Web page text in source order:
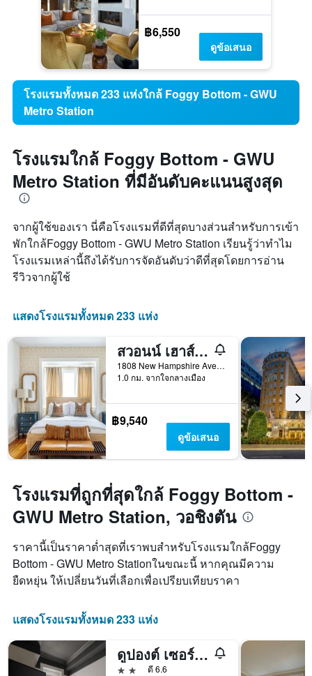
฿6,550
ดูข้อเสนอ
โรงแรมทั้งหมด 233 แห่งใกล้ Foggy Bottom - GWU
Metro Station
โรงแรมใกล้ Foggy Bottom - GWU
Metro Station ที่มีอันดับคะแนนสูงสุด
จากผู้ใช้ของเรา นี่คือโรงแรมที่ดีที่สุดบางส่วนสำหรับการเข้า
พักใกล้Foggy Bottom - GWU Metro Station เรียนรู้ว่าทำไม
โรงแรมเหล่านี้ถึงได้รับการจัดอันดับว่าดีที่สุดโดยการอ่าน
รีวิวจากผู้ใช้
แสดงโรงแรมทั้งหมด 233 แห่ง
สวอนน์ เฮาส์ ฮิสทอริค ดูปองต์ เซอร์เคิล อินน์
1808 New Hampshire Avenue Northwest, วอชิงตัน, DC, สหรัฐอเมริกา
1.0 กม. จากใจกลางเมือง
฿9,540
ดูข้อเสนอ
โรงแรมที่ถูกที่สุดใกล้ Foggy Bottom -
GWU Metro Station, วอชิงตัน
ราคานี้เป็นราคาต่ำสุดที่เราพบสำหรับโรงแรมใกล้Foggy
Bottom - GWU Metro Stationในขณะนี้ หากคุณมีความ
ยืดหยุ่น ให้เปลี่ยนวันที่เลือกเพื่อเปรียบเทียบราคา
แสดงโรงแรมทั้งหมด 233 แห่ง
ดูปองต์ เซอร์เคิล เอ็มบาสซี อินน์ บาย ฟาวด์
2 ดาว ดี 6.6